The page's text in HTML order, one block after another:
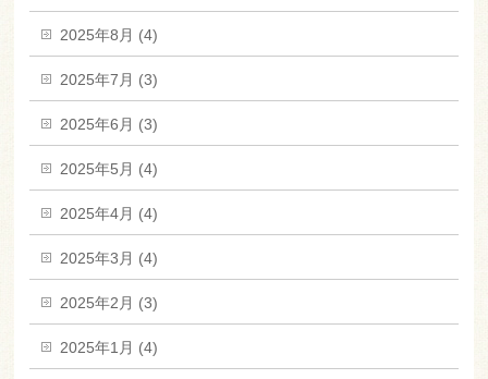
2025年8月 (4)
2025年7月 (3)
2025年6月 (3)
2025年5月 (4)
2025年4月 (4)
2025年3月 (4)
2025年2月 (3)
2025年1月 (4)